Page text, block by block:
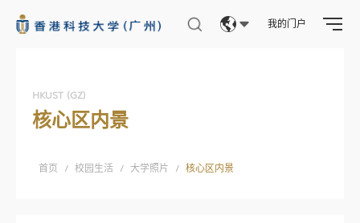
我的门户
知识转移新范式
构建创新生态
产业合作
HKUST (GZ)
核心区内景
首页 / 校园生活 / 大学照片 / 核心区内景